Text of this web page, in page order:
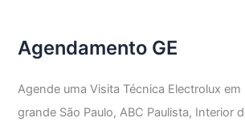
Agendamento GE
Agende uma Visita Técnica Electrolux em
grande São Paulo, ABC Paulista, Interior